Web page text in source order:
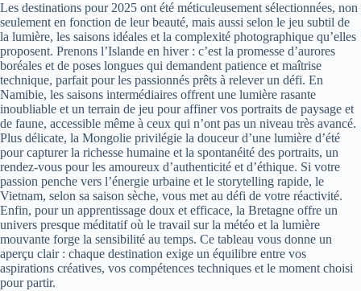
Les destinations pour 2025 ont été méticuleusement sélectionnées, non
seulement en fonction de leur beauté, mais aussi selon le jeu subtil de
la lumière, les saisons idéales et la complexité photographique qu’elles
proposent. Prenons l’Islande en hiver : c’est la promesse d’aurores
boréales et de poses longues qui demandent patience et maîtrise
technique, parfait pour les passionnés prêts à relever un défi. En
Namibie, les saisons intermédiaires offrent une lumière rasante
inoubliable et un terrain de jeu pour affiner vos portraits de paysage et
de faune, accessible même à ceux qui n’ont pas un niveau très avancé.
Plus délicate, la Mongolie privilégie la douceur d’une lumière d’été
pour capturer la richesse humaine et la spontanéité des portraits, un
rendez-vous pour les amoureux d’authenticité et d’éthique. Si votre
passion penche vers l’énergie urbaine et le storytelling rapide, le
Vietnam, selon sa saison sèche, vous met au défi de votre réactivité.
Enfin, pour un apprentissage doux et efficace, la Bretagne offre un
univers presque méditatif où le travail sur la météo et la lumière
mouvante forge la sensibilité au temps. Ce tableau vous donne un
aperçu clair : chaque destination exige un équilibre entre vos
aspirations créatives, vos compétences techniques et le moment choisi
pour partir.